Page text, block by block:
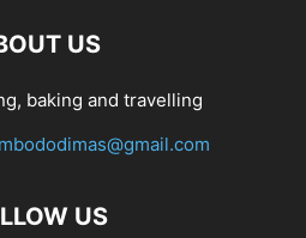
US
baking and travelling
US